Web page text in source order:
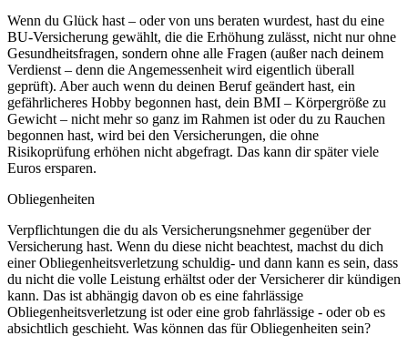
Wenn du Glück hast – oder von uns beraten wurdest, hast du eine
BU-Versicherung gewählt, die die Erhöhung zulässt, nicht nur ohne
Gesundheitsfragen, sondern ohne alle Fragen (außer nach deinem
Verdienst – denn die Angemessenheit wird eigentlich überall
geprüft). Aber auch wenn du deinen Beruf geändert hast, ein
gefährlicheres Hobby begonnen hast, dein BMI – Körpergröße zu
Gewicht – nicht mehr so ganz im Rahmen ist oder du zu Rauchen
begonnen hast, wird bei den Versicherungen, die ohne
Risikoprüfung erhöhen nicht abgefragt. Das kann dir später viele
Euros ersparen.
Obliegenheiten
Verpflichtungen die du als Versicherungsnehmer gegenüber der
Versicherung hast. Wenn du diese nicht beachtest, machst du dich
einer Obliegenheitsverletzung schuldig- und dann kann es sein, dass
du nicht die volle Leistung erhältst oder der Versicherer dir kündigen
kann. Das ist abhängig davon ob es eine fahrlässige
Obliegenheitsverletzung ist oder eine grob fahrlässige - oder ob es
absichtlich geschieht. Was können das für Obliegenheiten sein?